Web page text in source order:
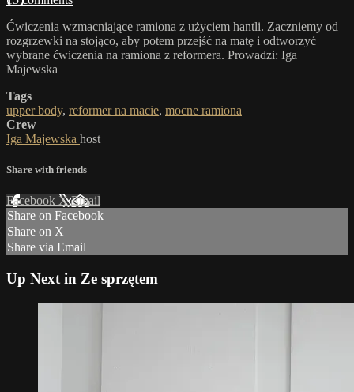
Ćwiczenia wzmacniające ramiona z użyciem hantli. Zaczniemy od
rozgrzewki na stojąco, aby potem przejść na matę i odtworzyć
wybrane ćwiczenia na ramiona z reformera. Prowadzi: Iga
Majewska
Tags
upper body, reformer na macie, mocne ramiona
Crew
Iga Majewska host
Share with friends
Facebook XEmail
Share on Facebook
Share on X
Share via Email
Up Next in Ze sprzętem